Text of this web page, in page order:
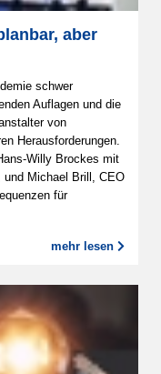
aber
schwer
Auflagen und die
von
Herausforderungen.
Willy Brockes mit
und Michael Brill, CEO
für
mehr lesen